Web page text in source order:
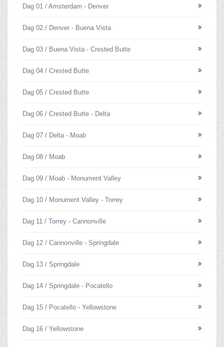
Dag 01 / Amsterdam - Denver
Dag 02 / Denver - Buena Vista
Dag 03 / Buena Vista - Crested Butte
Dag 04 / Crested Butte
Dag 05 / Crested Butte
Dag 06 / Crested Butte - Delta
Dag 07 / Delta - Moab
Dag 08 / Moab
Dag 09 / Moab - Monument Valley
Dag 10 / Monument Valley - Torrey
Dag 11 / Torrey - Cannonville
Dag 12 / Cannonville - Springdale
Dag 13 / Springdale
Dag 14 / Springdale - Pocatello
Dag 15 / Pocatello - Yellowstone
Dag 16 / Yellowstone